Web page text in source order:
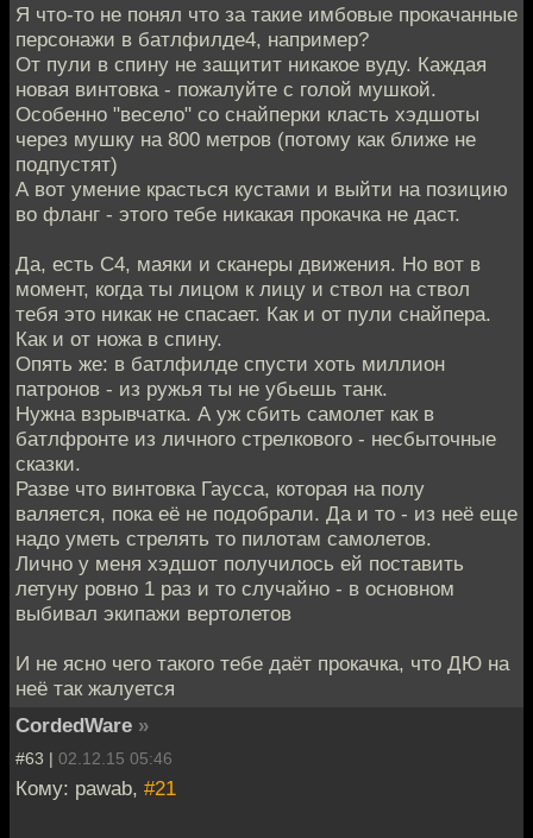
Я что-то не понял что за такие имбовые прокачанные
персонажи в батлфилде4, например?
От пули в спину не защитит никакое вуду. Каждая
новая винтовка - пожалуйте с голой мушкой.
Особенно "весело" со снайперки класть хэдшоты
через мушку на 800 метров (потому как ближе не
подпустят)
А вот умение красться кустами и выйти на позицию
во фланг - этого тебе никакая прокачка не даст.
Да, есть С4, маяки и сканеры движения. Но вот в
момент, когда ты лицом к лицу и ствол на ствол
тебя это никак не спасает. Как и от пули снайпера.
Как и от ножа в спину.
Опять же: в батлфилде спусти хоть миллион
патронов - из ружья ты не убьешь танк.
Нужна взрывчатка. А уж сбить самолет как в
батлфронте из личного стрелкового - несбыточные
сказки.
Разве что винтовка Гаусса, которая на полу
валяется, пока её не подобрали. Да и то - из неё еще
надо уметь стрелять то пилотам самолетов.
Лично у меня хэдшот получилось ей поставить
летуну ровно 1 раз и то случайно - в основном
выбивал экипажи вертолетов
И не ясно чего такого тебе даёт прокачка, что ДЮ на
неё так жалуется
CordedWare »
#63 | 02.12.15 05:46
Кому: pawab, #21